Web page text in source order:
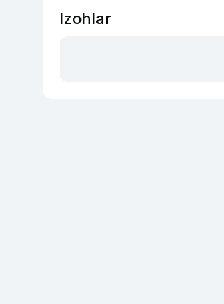
Izohlar